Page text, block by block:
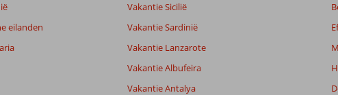
eilanden
Vakantie Sicilië
Vakantie Sardinië
Vakantie Lanzarote
Vakantie Albufeira
Vakantie Antalya